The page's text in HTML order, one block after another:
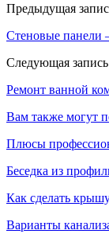
Предыдущая
Стеновые
Следующая запись
Ремонт ванной
Вам также могут
Плюсы
Беседка из
Как сделать
Варианты